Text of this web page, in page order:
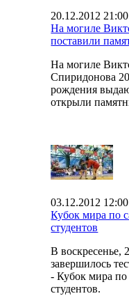
20.12.2012 21:00
На могиле
поставили
На могиле
Спиридонова
рождения
открыли
03.12.2012 12:00
Кубок мира по
студентов
В воскресенье,
завершилось
- Кубок мира по
студентов.